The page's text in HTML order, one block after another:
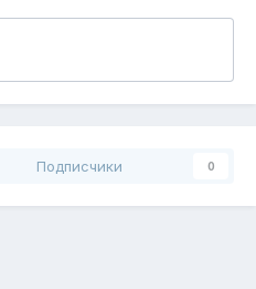
Подписчики 0